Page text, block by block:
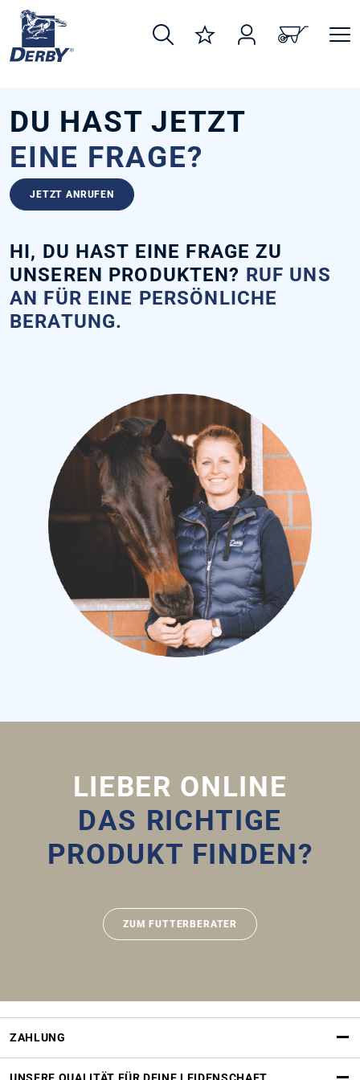
springen
DU HAST JETZT
EINE FRAGE?
JETZT ANRUFEN
HI, DU HAST EINE FRAGE ZU
UNSEREN PRODUKTEN? RUF UNS
AN FÜR EINE PERSÖNLICHE
BERATUNG.
LIEBER ONLINE
DAS RICHTIGE
PRODUKT FINDEN?
ZUM FUTTERBERATER
ZAHLUNG